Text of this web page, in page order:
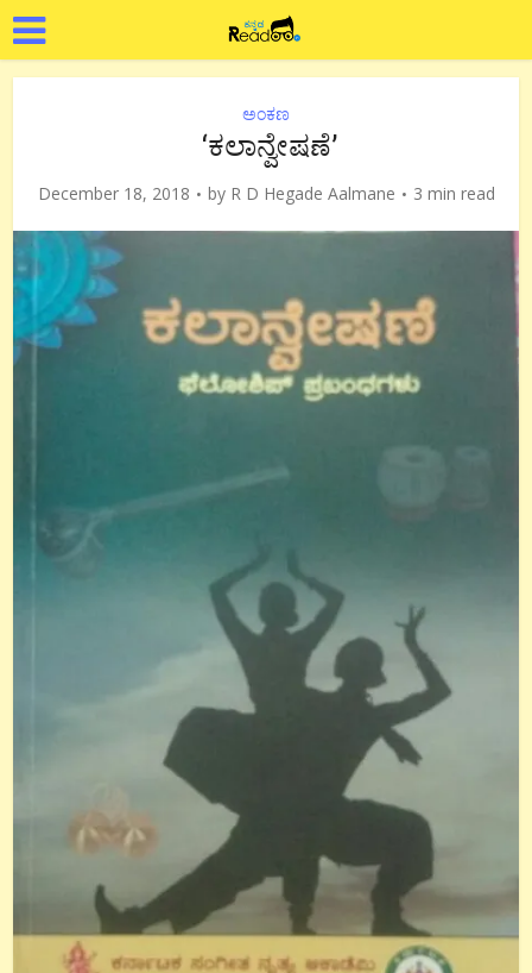
ಅಂಕಣ
‘ಕಲಾನ್ವೇಷಣೆ’
December 18, 2018 by R D Hegade Aalmane 3 min read